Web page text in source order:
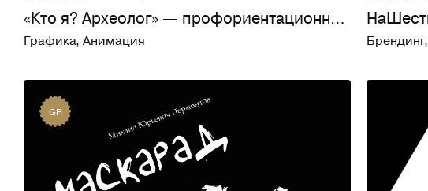
«Кто я? Археолог» — профориентационная видеоинфографика
Графика, Анимация Брендинг,
GR